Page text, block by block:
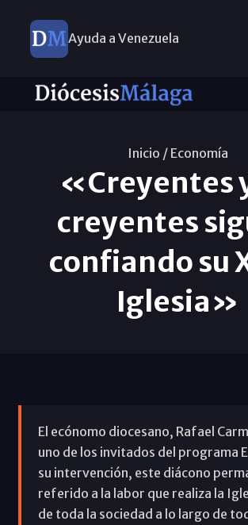
Ayuda a Venezuela
Inicio / Economí­a
«Creyentes
creyentes
confiando su
Iglesia»
El ecónomo diocesano, Rafael
uno de los invitados del programa
su intervención, este diácono
referido a la labor que realiza la
de toda la sociedad a lo largo de